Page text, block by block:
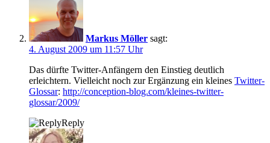
Markus Möller sagt:
4. August 2009 um 11:57 Uhr
Das dürfte Twitter-Anfängern den Einstieg deutlich
erleichtern. Vielleicht noch zur Ergänzung ein kleines Twitter-
Glossar: http://conception-blog.com/kleines-twitter-
glossar/2009/
Reply